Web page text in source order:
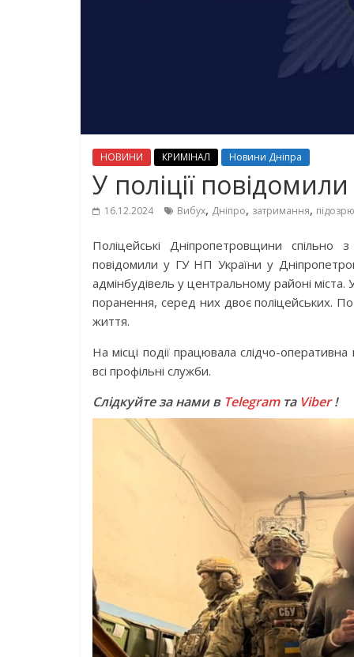
НОВИНИ КРИМІНАЛ Новини Дніпра
У поліції
16.12.2024 Вибух, Дніпро, затримання,
Поліцейські Дніпропетровщини
повідомили у ГУ НП України у
адмінбудівель у центральному районі
поранення, серед них двоє поліцейських.
життя.
На місці події працювала слідчо-оперативна
всі профільні служби.
Слідкуйте за нами в Telegramта Viber!